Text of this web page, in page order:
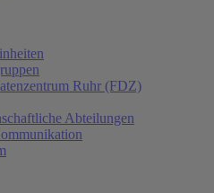
Ruhr (FDZ)
Abteilungen